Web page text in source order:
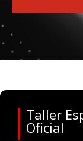
Taller
Oficial